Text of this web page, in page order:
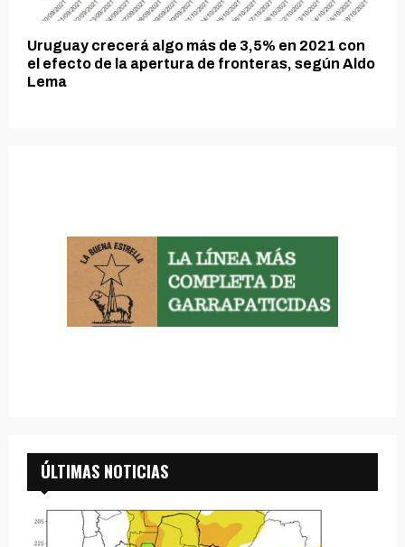
Uruguay crecerá algo más de 3,5% en 2021 con
el efecto de la apertura de fronteras, según Aldo
Lema
ÚLTIMAS NOTICIAS